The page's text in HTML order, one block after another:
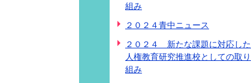
組み
２０２４青中ニュース
２０２４ 新たな課題に対応した
人権教育研究推進校としての取り
組み